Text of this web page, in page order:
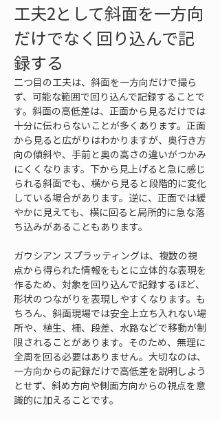
工夫2として斜面を一方向
だけでなく回り込んで記
録する
二つ目の工夫は、斜面を一方向だけで撮ら
ず、可能な範囲で回り込んで記録することで
す。斜面の高低差は、正面から見るだけでは
十分に伝わらないことが多くあります。正面
から見ると広がりはわかりますが、奥行き方
向の傾斜や、手前と奥の高さの違いがつかみ
にくくなります。下から見上げると急に感じ
られる斜面でも、横から見ると段階的に変化
している場合があります。逆に、正面では緩
やかに見えても、横に回ると局所的に急な落
ち込みがあることもあります。
ガウシアン スプラッティングは、複数の視
点から得られた情報をもとに立体的な表現を
作るため、対象を回り込んで記録するほど、
形状のつながりを表現しやすくなります。も
ちろん、斜面現場では安全上立ち入れない場
所や、植生、柵、段差、水路などで移動が制
限されることがあります。そのため、無理に
全周を回る必要はありません。大切なのは、
一方向からの記録だけで高低差を説明しよう
とせず、斜め方向や側面方向からの視点を意
識的に加えることです。